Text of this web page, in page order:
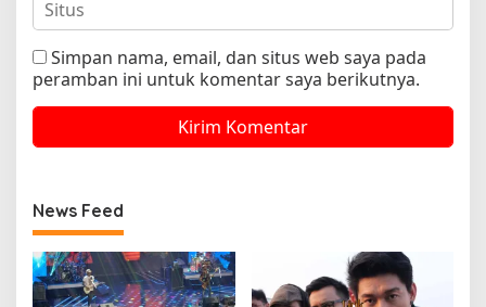
Simpan nama, email, dan situs web saya pada
peramban ini untuk komentar saya berikutnya.
News Feed